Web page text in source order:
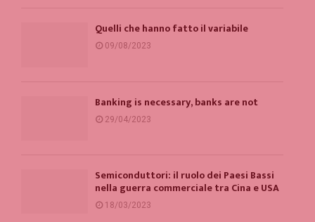
Quelli che hanno fatto il variabile
09/08/2023
Banking is necessary, banks are not
29/04/2023
Semiconduttori: il ruolo dei Paesi Bassi
nella guerra commerciale tra Cina e USA
18/03/2023